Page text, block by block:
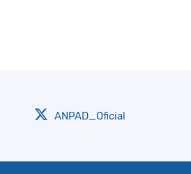
ANPAD_Oficial